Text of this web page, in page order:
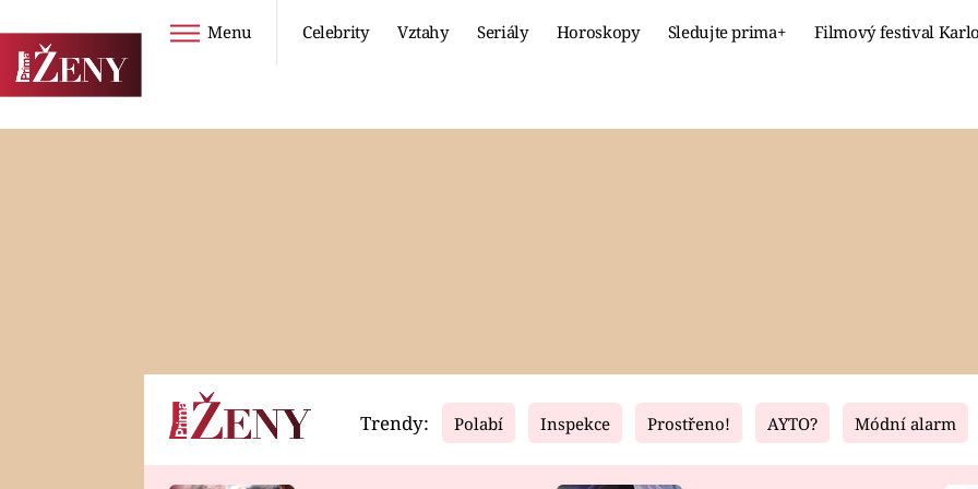
Menu Celebrity Vztahy Seriály Horoskopy Sledujte prima+ Filmový festival
Horoskopy Video Fresh Living
Trendy: Polabí Inspekce Prostřeno! AYTO? Módní alarm